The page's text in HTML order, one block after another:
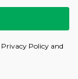
Privacy Policy and